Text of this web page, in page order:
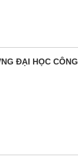
ĐẠI HỌC